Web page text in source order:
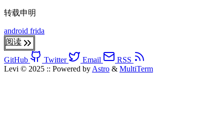
转载申明
android frida
阅读
GitHub Twitter Email
RSS
Levi © 2025 :: Powered by Astro & MultiTerm